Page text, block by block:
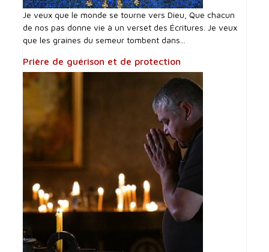
Je veux que le monde se tourne vers Dieu, Que chacun
de nos pas donne vie à un verset des Écritures. Je veux
que les graines du semeur tombent dans...
Prière de guérison et de protection